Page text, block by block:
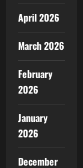
April 2026
March 2026
February
2026
January
2026
December